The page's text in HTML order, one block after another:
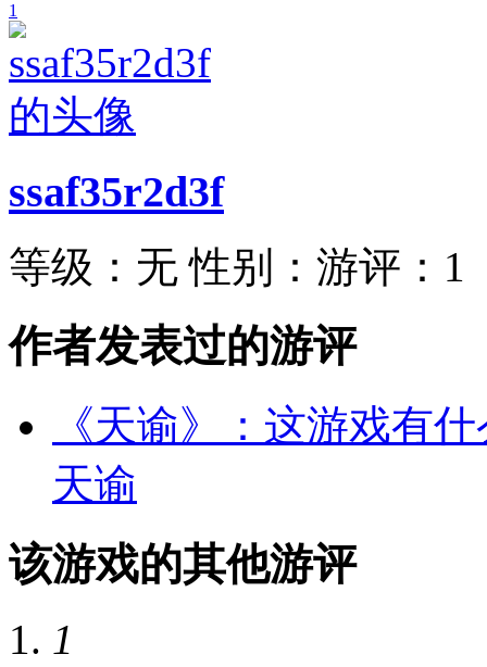
1
ssaf35r2d3f
等级： 无 性别： 游评： 1
作者发表过的游评
《天谕》：这游戏有
天谕
该游戏的其他游评
1